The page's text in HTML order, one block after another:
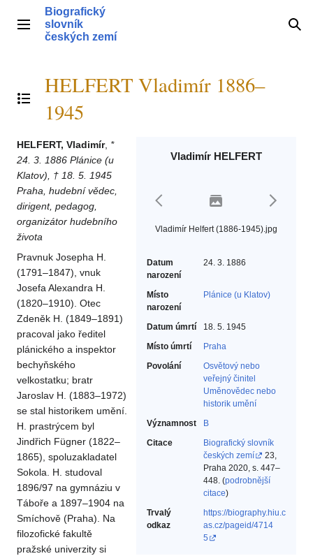
obsahHlavní menu
Biografický
slovník
českých zemí
Přepnout obsah
HELFERT Vladimír 1886–
1945
Vladimír HELFERT
Vladimír Helfert (1886-1945).jpg
Datum
narození
24. 3. 1886
Místo
narození
Plánice (u Klatov)
Datum úmrtí
18. 5. 1945
Místo úmrtí
Praha
Povolání
Osvětový nebo
veřejný činitel‎
Uměnovědec nebo
historik umění‎
Významnost
B
Citace
Biografický slovník
českých zemí
23,
Praha 2020, s. 447–
448. (podrobnější
citace)
Trvalý
odkaz
https://biography.hiu.c
as.cz/pageid/4714
5
HELFERT, Vladimír, *
24. 3. 1886 Plánice (u
Klatov), † 18. 5. 1945
Praha, hudební vědec,
dirigent, pedagog,
organizátor hudebního
života
Pravnuk Josepha H.
(1791–1847), vnuk
Josefa Alexandra H.
(1820–1910). Otec
Zdeněk H. (1849–1891)
pracoval jako ředitel
plánického a inspektor
bechyňského
velkostatku; bratr
Jaroslav H. (1883–1972)
se stal historikem umění.
H. prastrýcem byl
Jindřich Fügner (1822–
1865), spoluzakladatel
Sokola. H. studoval
1896/97 na gymnáziu v
Táboře a 1897–1904 na
Smíchově (Praha). Na
filozofické fakultě
pražské univerzity si